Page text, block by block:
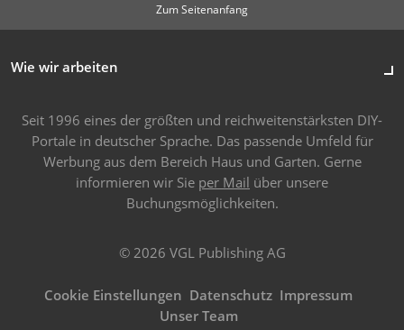
Zum Seitenanfang
Wie wir arbeiten
Seit 1996 eines der größten und reichweitenstärksten DIY-
Portale in deutscher Sprache. Das passende Umfeld für
Werbung aus dem Bereich Haus und Garten. Gerne
informieren wir Sie per Mail über unsere
Buchungsmöglichkeiten.
© 2026 VGL Publishing AG
Cookie Einstellungen Datenschutz Impressum
Unser Team